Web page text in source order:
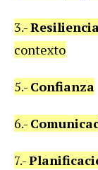
3.-
contexto
5.- Confianza
6.-
7.-